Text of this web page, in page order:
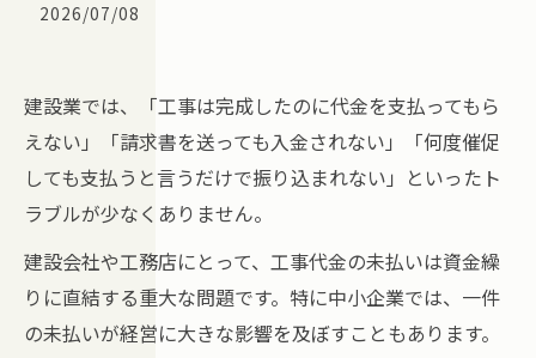
2026/07/08
建設業では、「工事は完成したのに代金を支払ってもら
えない」「請求書を送っても入金されない」「何度催促
しても支払うと言うだけで振り込まれない」といったト
ラブルが少なくありません。
建設会社や工務店にとって、工事代金の未払いは資金繰
りに直結する重大な問題です。特に中小企業では、一件
の未払いが経営に大きな影響を及ぼすこともあります。